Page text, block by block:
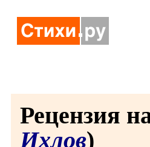
Рецензия
Ихлов)